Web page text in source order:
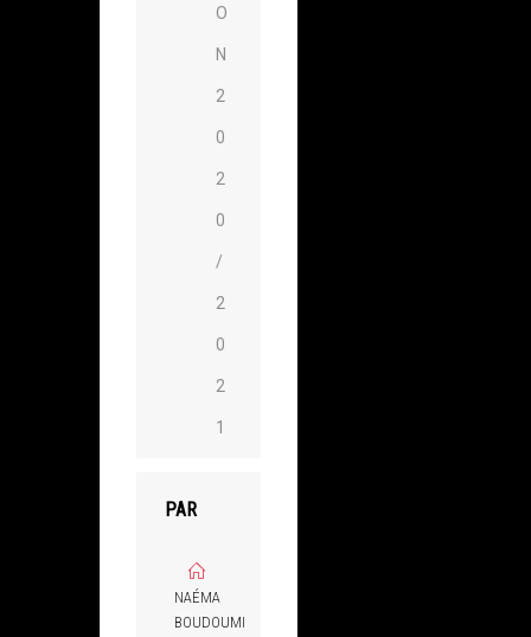
O
N
2
0
2
0
/
2
0
2
1
PAR
NAÉMA
BOUDOUMI